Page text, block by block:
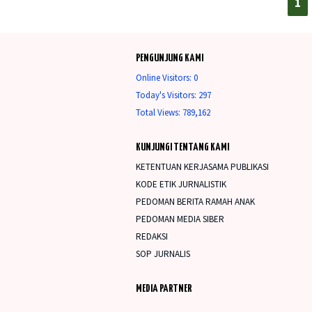
PENGUNJUNG KAMI
Online Visitors: 0
Today's Visitors: 297
Total Views: 789,162
KUNJUNGI TENTANG KAMI
KETENTUAN KERJASAMA PUBLIKASI
KODE ETIK JURNALISTIK
PEDOMAN BERITA RAMAH ANAK
PEDOMAN MEDIA SIBER
REDAKSI
SOP JURNALIS
MEDIA PARTNER